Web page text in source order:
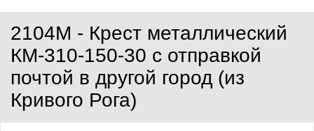
2104М - Крест металлический
КМ-310-150-30 с отправкой
почтой в другой город (из
Кривого Рога)